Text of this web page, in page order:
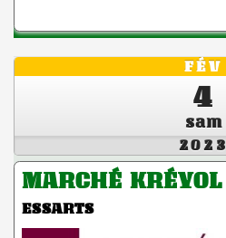
FÉV
4
sam
2023
MARCHÉ KRÉYOL
ESSARTS